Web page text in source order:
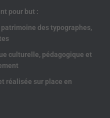
pour but :
des typographes,
culturelle, pédagogique et
réalisée sur place en